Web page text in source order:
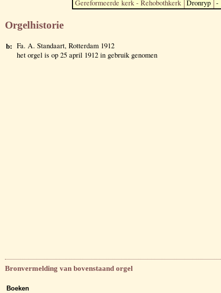
Gereformeerde kerk - Rehobothkerk Dronryp -
Orgelhistorie
b: Fa. A. Standaart, Rotterdam 1912
het orgel is op 25 april 1912 in gebruik genomen
Bronvermelding van bovenstaand orgel
Boeken